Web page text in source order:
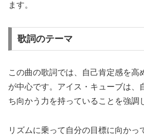
ます。
歌詞のテーマ
この曲の歌詞では、自己肯定感を高
が中心です。アイス・キューブは、
ち向かう力を持っていることを強調
リズムに乗って自分の目標に向かっ